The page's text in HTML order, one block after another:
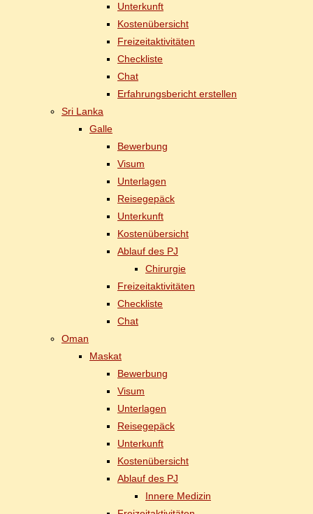
Un­ter­kunft
Kos­ten­über­sicht
Frei­zeit­ak­ti­vi­tä­ten
Check­lis­te
Chat
Er­fah­rungs­be­richt erstellen
Sri Lan­ka
Gal­le
Be­wer­bung
Vi­sum
Un­ter­la­gen
Rei­se­ge­päck
Un­ter­kunft
Kos­ten­über­sicht
Ab­lauf des PJ
Chir­ur­gie
Frei­zeit­ak­ti­vi­tä­ten
Check­lis­te
Chat
Oman
Mas­kat
Be­wer­bung
Vi­sum
Un­ter­la­gen
Rei­se­ge­päck
Un­ter­kunft
Kos­ten­über­sicht
Ab­lauf des PJ
In­ne­re Medizin